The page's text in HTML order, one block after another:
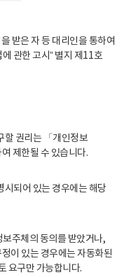
받은 자 등 대리인을 통하여
관한 고시” 별지 제11호
할 권리는 「개인정보
제한될 수 있습니다.
시되어 있는 경우에는 해당
주체의 동의를 받았거나,
이 있는 경우에는 자동화된
요구만 가능합니다.